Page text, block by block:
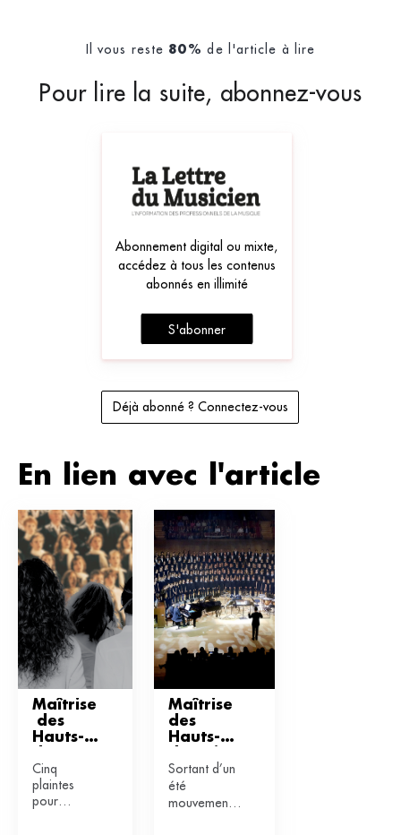
Il vous reste 80% de l'article à lire
Pour lire la suite, abonnez-vous
Abonnement digital ou mixte,
accédez à tous les contenus
abonnés en illimité
S'abonner
Déjà abonné ? Connectez-vous
En lien avec l'article
Maîtrise
des
Hauts-
Seine :
elles
témoign
Cinq
plaintes
pour
Maîtrise
des
Hauts-
: une
rentrée
sous
Sortant d’un
été
mouvementé,